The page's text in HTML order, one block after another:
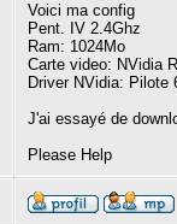
Voici ma config
Pent. IV 2.4Ghz
Ram: 1024Mo
Carte video: NVidia
Driver NVidia: Pilote
J'ai essayé de
Please Help